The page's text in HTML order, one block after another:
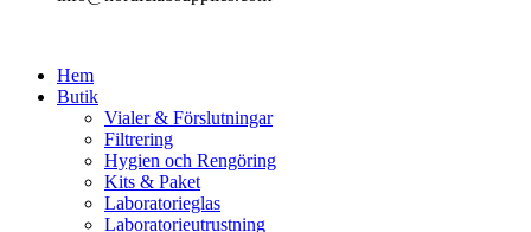
Hem
Butik
Vialer & Förslutningar
Filtrering
Hygien och Rengöring
Kits & Paket
Laboratorieglas
Laboratorieutrustning